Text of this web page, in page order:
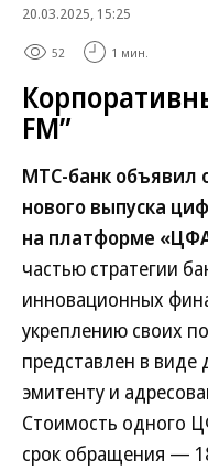
20.03.2025, 15:25
52 1 мин.
FM”
МТС-банк объявил
нового выпуска
на платформе
частью стратегии
инновационных
укреплению своих
представлен в виде
эмитенту и
Стоимость одного
срок обращения —